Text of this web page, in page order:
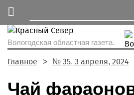
Вологодская областная газета.
Главное № 35, 3 апреля, 2024
Чай